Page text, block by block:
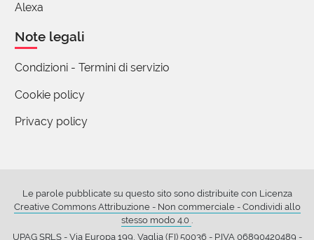
Alexa
Note legali
Condizioni - Termini di servizio
Cookie policy
Privacy policy
Le parole pubblicate su questo sito sono distribuite con Licenza
Creative Commons Attribuzione - Non commerciale - Condividi allo
stesso modo 4.0 .
UPAG SRLS - Via Europa 199, Vaglia (FI) 50036 - P.IVA 06890420489 -